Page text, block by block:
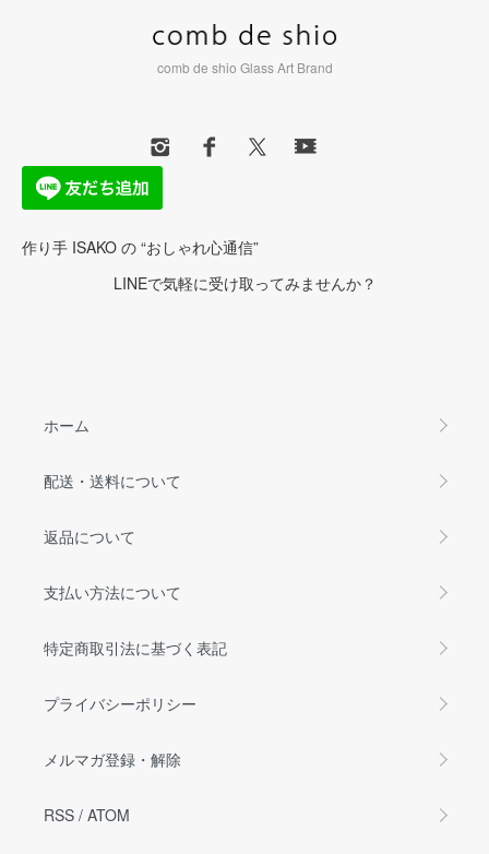
comb de shio Glass Art Brand
作り手 ISAKO の “おしゃれ心通信”
LINEで気軽に受け取ってみませんか？
ホーム
配送・送料について
返品について
支払い方法について
特定商取引法に基づく表記
プライバシーポリシー
メルマガ登録・解除
RSS / ATOM